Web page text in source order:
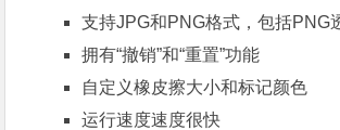
支持JPG和PNG格式，包括PNG
拥有“撤销”和“重置”功能
自定义橡皮擦大小和标记颜色
运行速度速度很快